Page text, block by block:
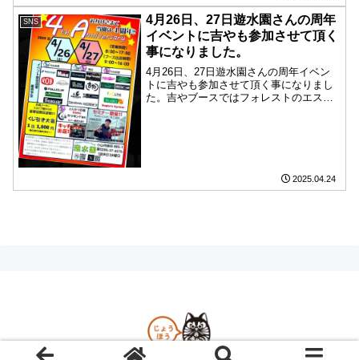
SNS
4月26日、27日遊水園さんの周年
イベントに吉やも参加させて頂く
事になりました。
4月26日、27日遊水園さんの周年イベン
トに吉やも参加させて頂く事になりまし
た。吉やブースではフォレストのエスク
2025.04.24